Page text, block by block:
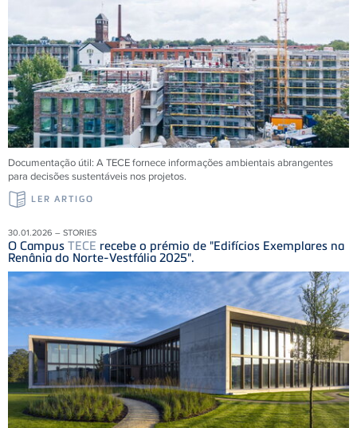
Documentação útil: ATECEfornece informações ambientais abrangentes
para decisões sustentáveis ​​nos projetos.
LER ARTIGO
30.01.2026 – STORIES
O Campus TECE recebe o prémio de "Edifícios Exemplares na
Renânia do Norte-Vestfália 2025".